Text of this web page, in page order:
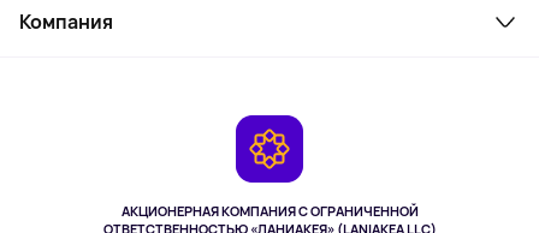
АКЦИОНЕРНАЯ КОМПАНИЯ С ОГРАНИЧЕННОЙ
ОТВЕТСТВЕННОСТЬЮ «ЛАНИАКЕЯ» (LANIAKEA LLC)
Косметика и уход
Как заказать
Компания